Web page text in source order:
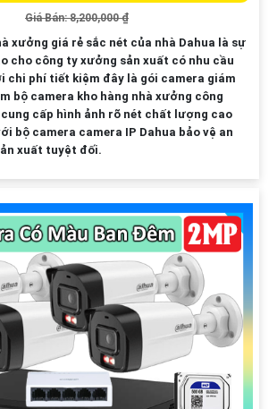
Giá Bán: 8,200,000 ₫
xưởng giá rẻ sắc nét của nhà Dahua là sự
cho công ty xưởng sản xuất có nhu cầu
chi phí tiết kiệm đây là gói camera giám
bộ camera kho hàng nhà xưởng công
cung cấp hình ảnh rõ nét chất lượng cao
bộ camera camera IP Dahua bảo vệ an
xuất tuyệt đối.